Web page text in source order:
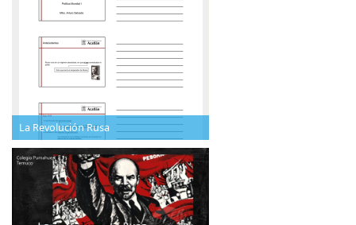
La Revolución Rusa